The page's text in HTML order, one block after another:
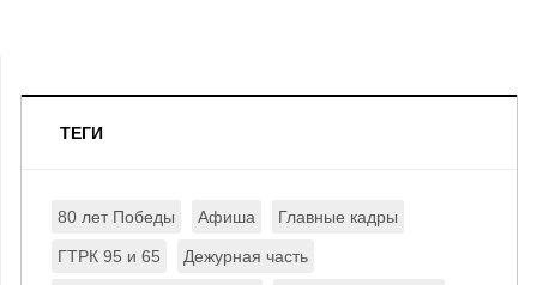
ТЕГИ
80 лет Победы Афиша Главные кадры
ГТРК 95 и 65 Дежурная часть